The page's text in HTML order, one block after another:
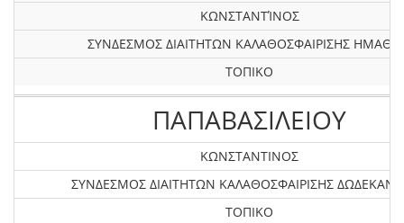
ΚΩΝΣΤΑΝΤΊΝΟΣ
ΣΥΝΔΕΣΜΟΣ ΔΙΑΙΤΗΤΩΝ ΚΑΛΑΘΟΣΦΑΙΡΙΣΗΣ
ΤΟΠΙΚΟ
ΠΑΠΑΒΑΣΙΛΕΙΟΥ
ΚΩΝΣΤΑΝΤΙΝΟΣ
ΣΥΝΔΕΣΜΟΣ ΔΙΑΙΤΗΤΩΝ ΚΑΛΑΘΟΣΦΑΙΡΙΣΗΣ
ΤΟΠΙΚΟ